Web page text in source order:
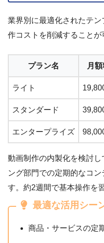
業界別に最適化されたテ
作コストを削減することが
プラン名 月
ライト
スタンダード
エンタープライズ
動画制作の内製化を検討
ング部門での定期的なコ
す。約2週間で基本操作を
最適な活用シー
商品・サービスの定